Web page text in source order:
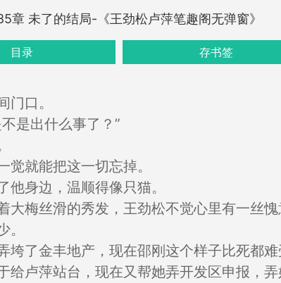
章 未了的结局-《王劲松卢萍笔趣阁无弹窗》
目录 存书签
口。
是出什么事了？”
就能把这一切忘掉。
身边，温顺得像只猫。
梅丝滑的秀发，王劲松不觉心里有一丝愧
了金丰地产，现在邵刚这个样子比死都难
给卢萍站台，现在又帮她弄开发区申报，